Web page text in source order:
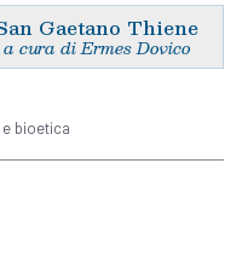
Gaetano Thiene
a cura di Ermes Dovico
bioetica